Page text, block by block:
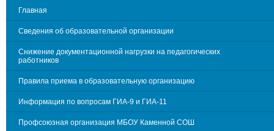
Главная
Сведения об образовательной организации
Снижение документационной нагрузки на педагогических
работников
Правила приема в образовательную организацию
Информация по вопросам ГИА-9 и ГИА-11
Профсоюзная организация МБОУ Каменной СОШ